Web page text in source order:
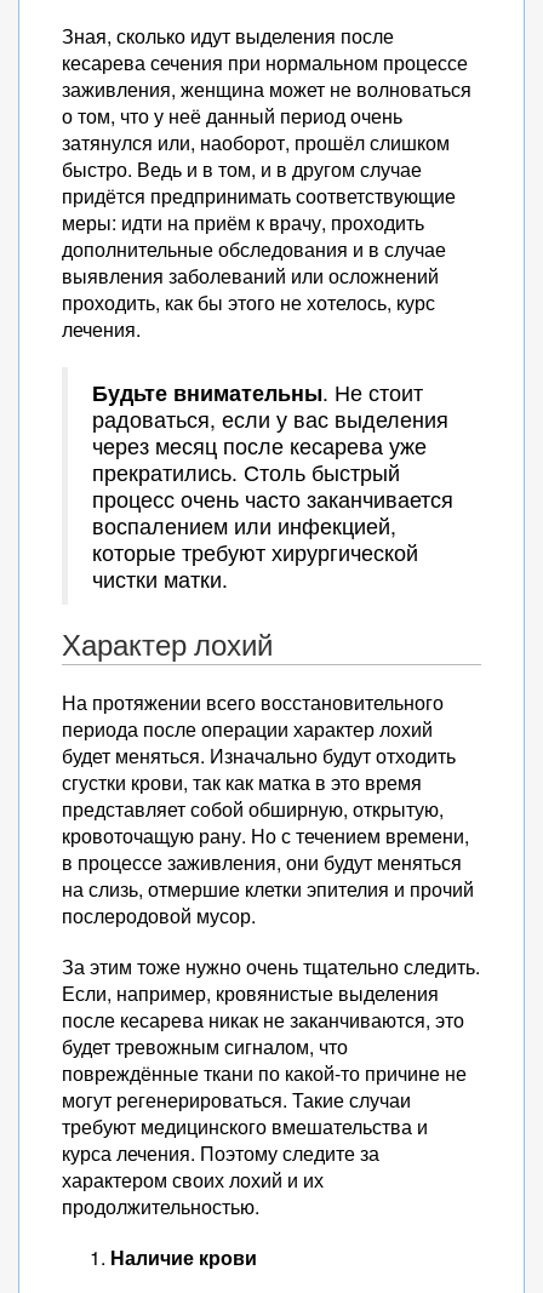
Зная, сколько идут выделения после
кесарева сечения при нормальном процессе
заживления, женщина может не волноваться
о том, что у неё данный период очень
затянулся или, наоборот, прошёл слишком
быстро. Ведь и в том, и в другом случае
придётся предпринимать соответствующие
меры: идти на приём к врачу, проходить
дополнительные обследования и в случае
выявления заболеваний или осложнений
проходить, как бы этого не хотелось, курс
лечения.
Будьте внимательны. Не стоит
радоваться, если у вас выделения
через месяц после кесарева уже
прекратились. Столь быстрый
процесс очень часто заканчивается
воспалением или инфекцией,
которые требуют хирургической
чистки матки.
Характер лохий
На протяжении всего восстановительного
периода после операции характер лохий
будет меняться. Изначально будут отходить
сгустки крови, так как матка в это время
представляет собой обширную, открытую,
кровоточащую рану. Но с течением времени,
в процессе заживления, они будут меняться
на слизь, отмершие клетки эпителия и прочий
послеродовой мусор.
За этим тоже нужно очень тщательно следить.
Если, например, кровянистые выделения
после кесарева никак не заканчиваются, это
будет тревожным сигналом, что
повреждённые ткани по какой-то причине не
могут регенерироваться. Такие случаи
требуют медицинского вмешательства и
курса лечения. Поэтому следите за
характером своих лохий и их
продолжительностью.
Наличие крови